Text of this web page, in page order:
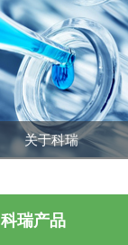
关于科瑞
科瑞产品